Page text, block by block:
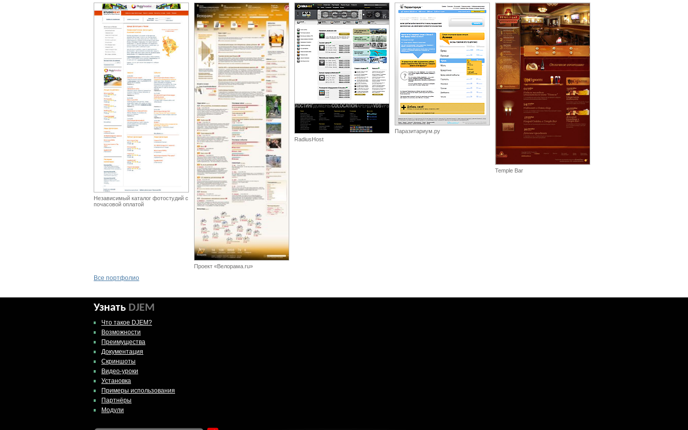
Независимый каталог фотостудий с
почасовой оплатой
Проект «Велорама.ru»
RadiusHost
Паразитариум.ру
Temple Bar
Все портфолио
Узнать DJEM
Что такое DJEM?
Возможности
Преимущества
Документация
Скриншоты
Видео-уроки
Установка
Примеры использования
Партнёры
Модули